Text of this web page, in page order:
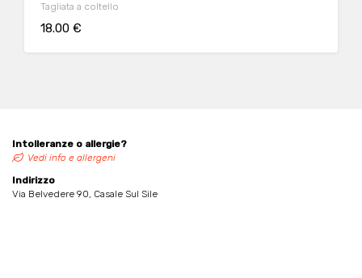
Tagliata a coltello
18.00 €
Intolleranze o allergie?
Vedi info e allergeni
Indirizzo
Via Belvedere 90, Casale Sul Sile